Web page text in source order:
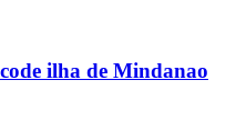
ilha de Mindanao